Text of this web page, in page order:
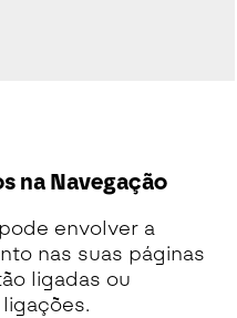
na Navegação
envolver a
nas suas páginas
ligadas ou